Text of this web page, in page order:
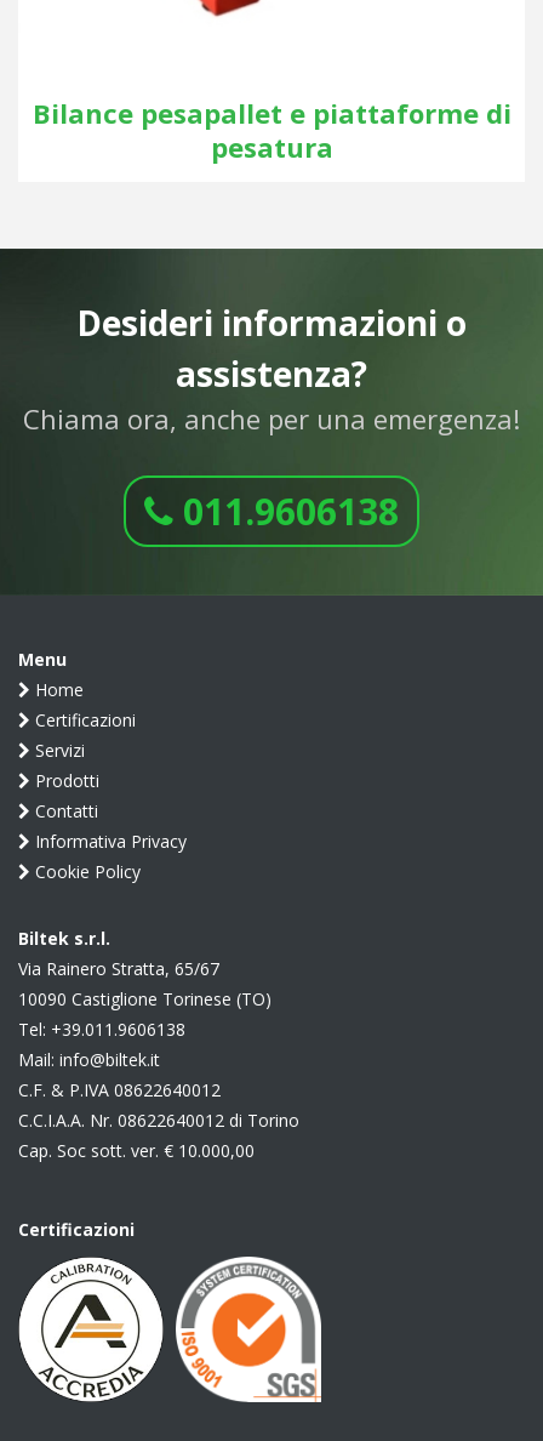
Bilance pesapallet e piattaforme di
pesatura
Desideri informazioni o
assistenza?
Chiama ora, anche per una emergenza!
011.9606138
Menu
Home
Certificazioni
Servizi
Prodotti
Contatti
Informativa Privacy
Cookie Policy
Biltek s.r.l.
Via Rainero Stratta, 65/67
10090 Castiglione Torinese (TO)
Tel: +39.011.9606138
Mail: info@biltek.it
C.F. & P.IVA 08622640012
C.C.I.A.A. Nr. 08622640012 di Torino
Cap. Soc sott. ver. € 10.000,00
Certificazioni